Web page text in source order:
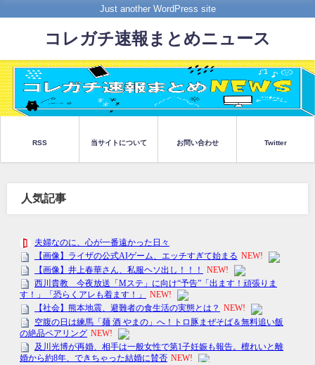
Just another WordPress site
コレガチ速報まとめニュース
RSS 当サイトについて お問い合わせ Twitter
人気記事